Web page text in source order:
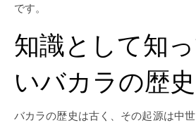
です。
知識として知
いバカラの歴
バカラの歴史は古く、その起源は中